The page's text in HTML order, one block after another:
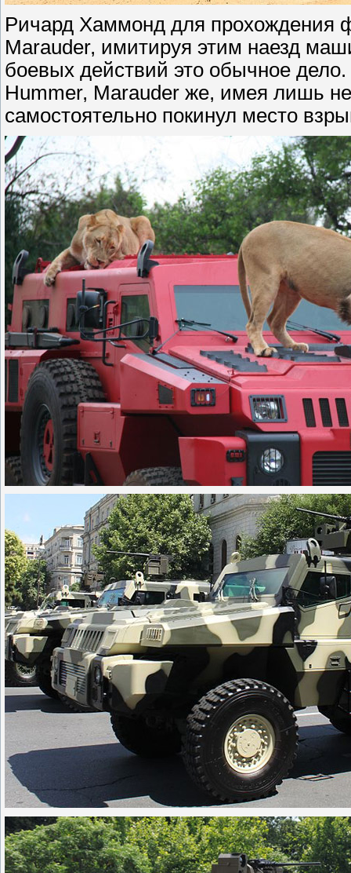
Ричард Хаммонд для прохождения
Marauder, имитируя этим наезд
боевых действий это обычное
Hummer, Marauder же, имея лишь
самостоятельно покинул место